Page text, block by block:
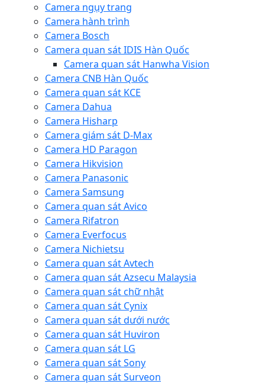
Camera ngụy trang
Camera hành trình
Camera Bosch
Camera quan sát IDIS Hàn Quốc
Camera quan sát Hanwha Vision
Camera CNB Hàn Quốc
Camera quan sát KCE
Camera Dahua
Camera Hisharp
Camera giám sát D-Max
Camera HD Paragon
Camera Hikvision
Camera Panasonic
Camera Samsung
Camera quan sát Avico
Camera Rifatron
Camera Everfocus
Camera Nichietsu
Camera quan sát Avtech
Camera quan sát Azsecu Malaysia
Camera quan sát chữ nhật
Camera quan sát Cynix
Camera quan sát dưới nước
Camera quan sát Huviron
Camera quan sát LG
Camera quan sát Sony
Camera quan sát Surveon